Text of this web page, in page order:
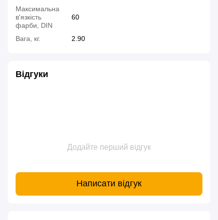
Максимальна
в'язкість
фарби, DIN
60
Вага, кг. 2.90
Відгуки
Додайте перший відгук
Написати відгук